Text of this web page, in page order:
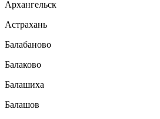
Архангельск
Астрахань
Балабаново
Балаково
Балашиха
Балашов